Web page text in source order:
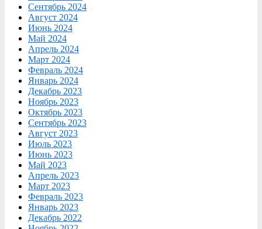
Сентябрь 2024
Август 2024
Июнь 2024
Май 2024
Апрель 2024
Март 2024
Февраль 2024
Январь 2024
Декабрь 2023
Ноябрь 2023
Октябрь 2023
Сентябрь 2023
Август 2023
Июль 2023
Июнь 2023
Май 2023
Апрель 2023
Март 2023
Февраль 2023
Январь 2023
Декабрь 2022